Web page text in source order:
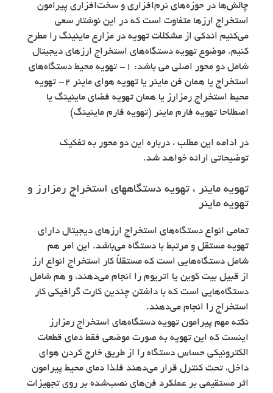
چالش‌ها در حوزه‌های نرم‌افزاری و سخت‌افزاری پیرامون
استخراج ارزها متفاوت است که در این نوشتار سعی
می‌کنیم اندکی از مشکلات تهویه در مزارع ماینینگ را مطرح
کنیم. موضوع تهویه دستگاه‌های استخراج ارزهای دیجیتال
شامل دو محور اصلی می باشد: ۱- تهویه محیط دستگاه‌های
استخراج یا همان فن ماینر یا تهویه هوای ماینر ۲- تهویه
محیط استخراج رمزارز یا همان تهویه فضای ماینینگ یا
اصطلاحا تهویه فارم ماینر (تهویه فارم ماینینگ)
در ادامه این مطلب ، درباره این دو محور به تفکیک
توضیحاتی ارائه خواهد شد.
تهویه ماینر ، تهویه دستگاههای استخراج رمزارز و
تهویه ماینر
تمامی انواع دستگاه‌های استخراج ارزهای دیجیتال دارای
تهویه مستقل و مرتبط با دستگاه می‌باشد. این امر هم
شامل دستگاه‌هایی است که مستقلاً کار استخراج انواع ارز
از قبیل بیت کوین یا اتریوم را انجام می‌دهند، و هم شامل
دستگاه‌هایی است که با داشتن چندین کارت گرافیکی کار
استخراج را انجام می‌دهند.
نکته مهم پیرامون تهویه دستگاه‌های استخراج رمزارز
اینست که این تهویه به صورت موضعی فقط دمای قطعات
الکترونیکی حساس دستگاه را از طریق خارج کردن هوای
داخل، تحت کنترل قرار می‌دهند فلذا دمای محیط پیرامون
اثر مستقیمی بر عملکرد فن‌های نصب‌شده بر روی تجهیزات